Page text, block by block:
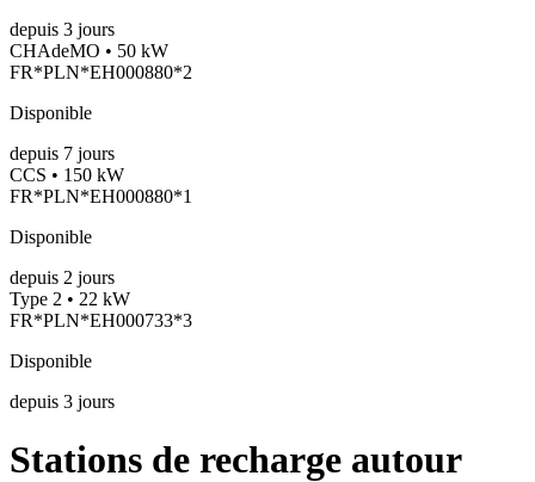
depuis 3 jours
CHAdeMO • 50 kW
FR*PLN*EH000880*2
Disponible
depuis 7 jours
CCS • 150 kW
FR*PLN*EH000880*1
Disponible
depuis 2 jours
Type 2 • 22 kW
FR*PLN*EH000733*3
Disponible
depuis 3 jours
Stations de recharge autour